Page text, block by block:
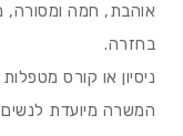
אוהבת, חמה ומסורה,
בחזרה.
ניסיון או קורס
המשרה מיועדת